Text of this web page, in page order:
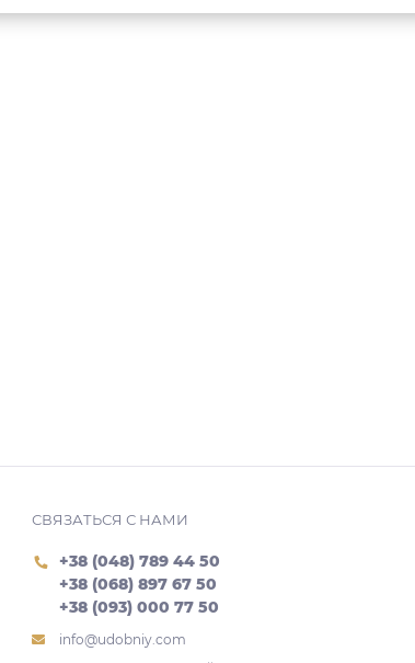
СВЯЗАТЬСЯ С НАМИ
+38 (048) 789 44 50
+38 (068) 897 67 50
+38 (093) 000 77 50
info@udobniy.com